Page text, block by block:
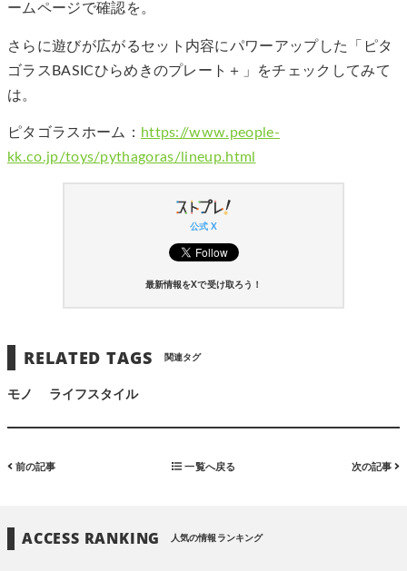
ームページで確認を。
さらに遊びが広がるセット内容にパワーアップした「ピタ
ゴラスBASICひらめきのプレート＋」をチェックしてみて
は。
ピタゴラスホーム： https://www.people-
kk.co.jp/toys/pythagoras/lineup.html
公式 X
最新情報をXで受け取ろう！
RELATED TAGS 関連タグ
モノ ライフスタイル
前の記事 一覧へ戻る 次の記事
ACCESS RANKING 人気の情報ランキング